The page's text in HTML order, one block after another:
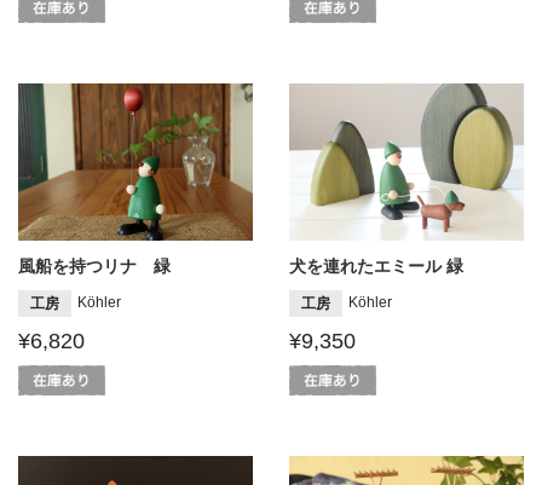
風船を持つリナ 緑
工房 Köhler
¥6,820
犬を連れたエミール 緑
工房 Köhler
¥9,350